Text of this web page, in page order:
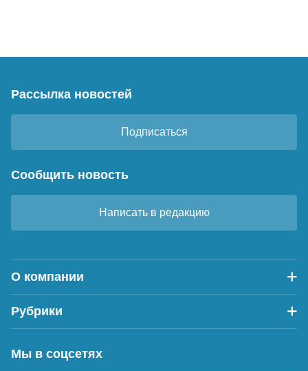
Рассылка новостей
Подписаться
Сообщить новость
Написать в редакцию
О компании
Рубрики
Мы в соцсетях